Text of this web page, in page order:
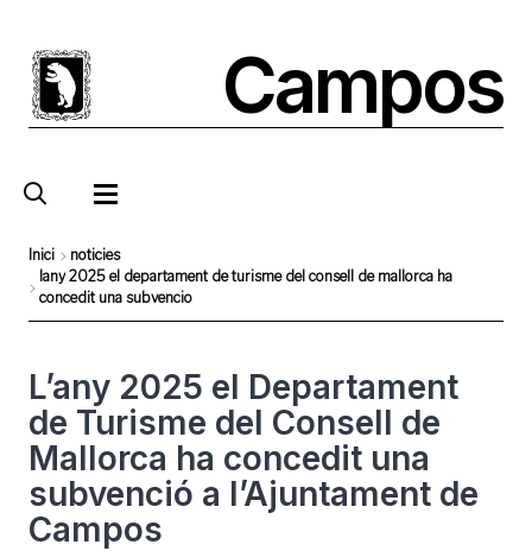
contingut
Campos
Fil
d'Ariadna
Inici
noticies
lany 2025 el departament de turisme del consell de mallorca ha
concedit una subvencio
L’any 2025 el Departament
de Turisme del Consell de
Mallorca ha concedit una
subvenció a l’Ajuntament de
Campos